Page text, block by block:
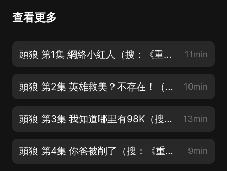
查看更多
頭狼 第1集 網絡小紅人（搜：《重生 1980：開局迎娶姐姐閨蜜》） 11min
頭狼 第2集 英雄救美？不存在！（搜：《重生 1980：開局迎娶姐姐閨蜜》） 10min
頭狼 第3集 我知道哪里有98K（搜：《重生 1980：開局迎娶姐姐閨蜜》） 13min
頭狼 第4集 你爸被削了（搜：《重生 1980：開局迎娶姐姐閨蜜》） 9min